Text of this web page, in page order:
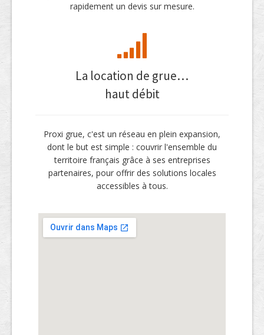
rapidement un devis sur mesure.
La location de grue…
haut débit
Proxi grue, c'est un réseau en plein expansion,
dont le but est simple : couvrir l'ensemble du
territoire français grâce à ses entreprises
partenaires, pour offrir des solutions locales
accessibles à tous.